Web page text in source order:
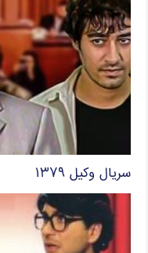
سریال وکیل ۱۳۷۹